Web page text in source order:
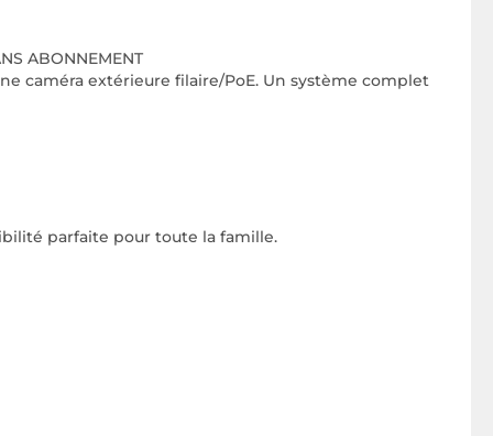
ABONNEMENT
caméra extérieure filaire/PoE. Un système complet
parfaite pour toute la famille.